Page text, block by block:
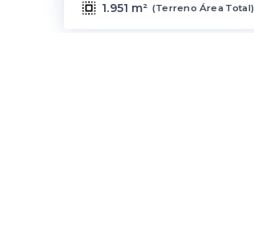
1.951 m² (Terreno Área Total)